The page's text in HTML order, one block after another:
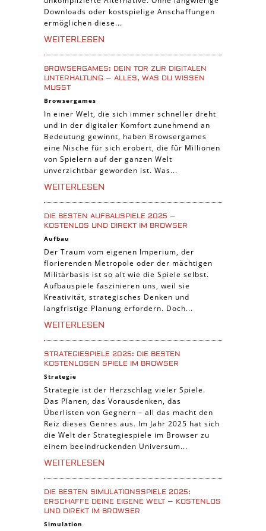
Pferde Spiele
Simulation Spiele
Tier Spiele
Casual Spiele
Abenteuer Spiele
Online Spiele
3-Gewinnt Spiele
Trading Card Spiele
Manager Spiele
Downloads oder kostspielige Anschaffungen
ermöglichen diese...
WEITERLESEN
BROWSERGAMES: DEIN TOR ZUR DIGITALEN
UNTERHALTUNG – ALLES, WAS DU WISSEN
MUSST
Browsergames
In einer Welt, die sich immer schneller dreht
und in der digitaler Komfort zunehmend an
Bedeutung gewinnt, haben Browsergames
eine Nische für sich erobert, die für Millionen
von Spielern auf der ganzen Welt
unverzichtbar geworden ist. Was...
WEITERLESEN
DIE BESTEN AUFBAUSPIELE 2025 –
KOSTENLOS UND DIREKT IM BROWSER
Aufbau
Der Traum vom eigenen Imperium, der
florierenden Metropole oder der mächtigen
Militärbasis ist so alt wie die Spiele selbst.
Aufbauspiele faszinieren uns, weil sie
Kreativität, strategisches Denken und
langfristige Planung erfordern. Doch...
WEITERLESEN
STRATEGIESPIELE 2025: DIE BESTEN
KOSTENLOSEN SPIELE IM BROWSER
Strategie
Strategie ist der Herzschlag vieler Spiele.
Das Planen, das Vorausdenken, das
Überlisten von Gegnern – all das macht den
Reiz dieses Genres aus. Im Jahr 2025 hat sich
die Welt der Strategiespiele im Browser zu
einem beeindruckenden Universum...
WEITERLESEN
DIE BESTEN SIMULATIONSSPIELE 2025:
ERSCHAFFE DEINE EIGENE WELT – KOSTENLOS
UND DIREKT IM BROWSER
Simulation